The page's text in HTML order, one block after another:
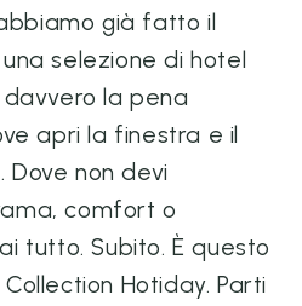
già fatto il
selezione di hotel
la pena
apri la finestra e il
non devi
comfort o
tutto. Subito. È questo
Hotiday. Parti